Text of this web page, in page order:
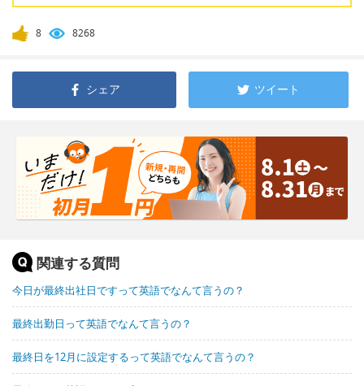
8 8268
シェア ツイート
関連する質問
今日が最終出社日ですって英語でなんて言うの？
最終出勤日って英語でなんて言うの？
最終日を12月に設定するって英語でなんて言うの？